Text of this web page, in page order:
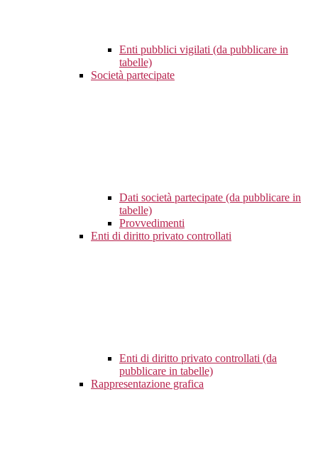
Enti pubblici vigilati (da pubblicare in
tabelle)
Società partecipate
Dati società partecipate (da pubblicare in
tabelle)
Provvedimenti
Enti di diritto privato controllati
Enti di diritto privato controllati (da
pubblicare in tabelle)
Rappresentazione grafica